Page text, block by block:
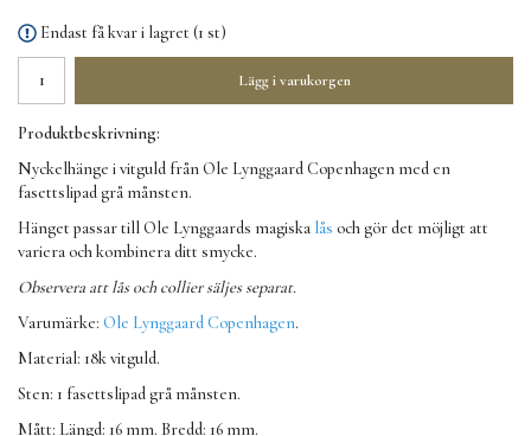
Endast få kvar i lagret (1 st)
Lägg i varukorgen
Produktbeskrivning:
Nyckelhänge i vitguld från Ole Lynggaard Copenhagen med en
fasettslipad grå månsten.
Hänget passar till Ole Lynggaards magiska lås och gör det möjligt att
variera och kombinera ditt smycke.
Observera att lås och collier säljes separat.
Varumärke: Ole Lynggaard Copenhagen.
Material: 18k vitguld.
Sten: 1 fasettslipad grå månsten.
Mått: Längd: 16 mm. Bredd: 16 mm.